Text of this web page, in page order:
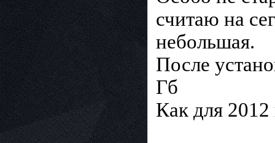
считаю на
небольшая.
После
Гб
Как для 2012